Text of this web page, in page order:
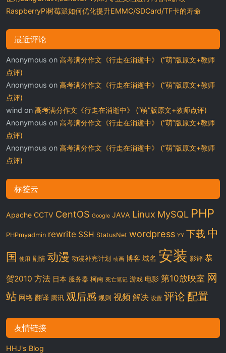
RaspberryPi树莓派如何优化提升EMMC/SDCard/TF卡的寿命
最近评论
Anonymous on 高考满分作文《行走在消逝中》 (“萌”版原文+教师
点评)
Anonymous on 高考满分作文《行走在消逝中》 (“萌”版原文+教师
点评)
wind on 高考满分作文《行走在消逝中》 (“萌”版原文+教师点评)
Anonymous on 高考满分作文《行走在消逝中》 (“萌”版原文+教师
点评)
Anonymous on 高考满分作文《行走在消逝中》 (“萌”版原文+教师
点评)
标签云
Apache CCTV CentOS Google JAVA Linux MySQL PHP
PHPmyadmin rewrite SSH StatusNet wordpress YY 下载 中
国 使用 剧情 动漫 动漫补完计划 动画 博客 域名 安装 影评 恭
贺2010 方法 日本 服务器 柯南 死亡笔记 游戏 电影 第10放映室 网
站 网络 翻译 腾讯 观后感 规则 视频 解决 设置 评论 配置
友情链接
HHJ's Blog